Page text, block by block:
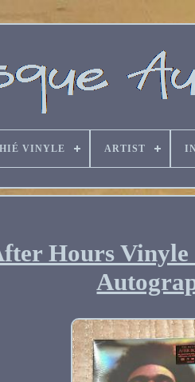
VINYLE ARTIST
Hours